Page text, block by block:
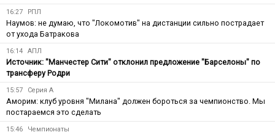
16:27 РПЛ
Наумов: не думаю, что "Локомотив" на дистанции сильно пострадает
от ухода Батракова
16:14 АПЛ
Источник: "Манчестер Сити" отклонил предложение "Барселоны" по
трансферу Родри
15:57 Серия А
Аморим: клуб уровня "Милана" должен бороться за чемпионство. Мы
постараемся это сделать
15:46 Чемпионаты